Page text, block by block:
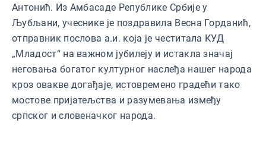
Антонић. Из Амбасаде Републике Србије у
Љубљани, учеснике је поздравила Весна Горданић,
отправник послова а.и. која је честитала КУД
„Младост“ на важном јубилеју и истакла значај
неговања богатог културног наслеђа нашег народа
кроз овакве догађаје, истовремено градећи тако
мостове пријатељства и разумевања између
српског и словеначког народа.